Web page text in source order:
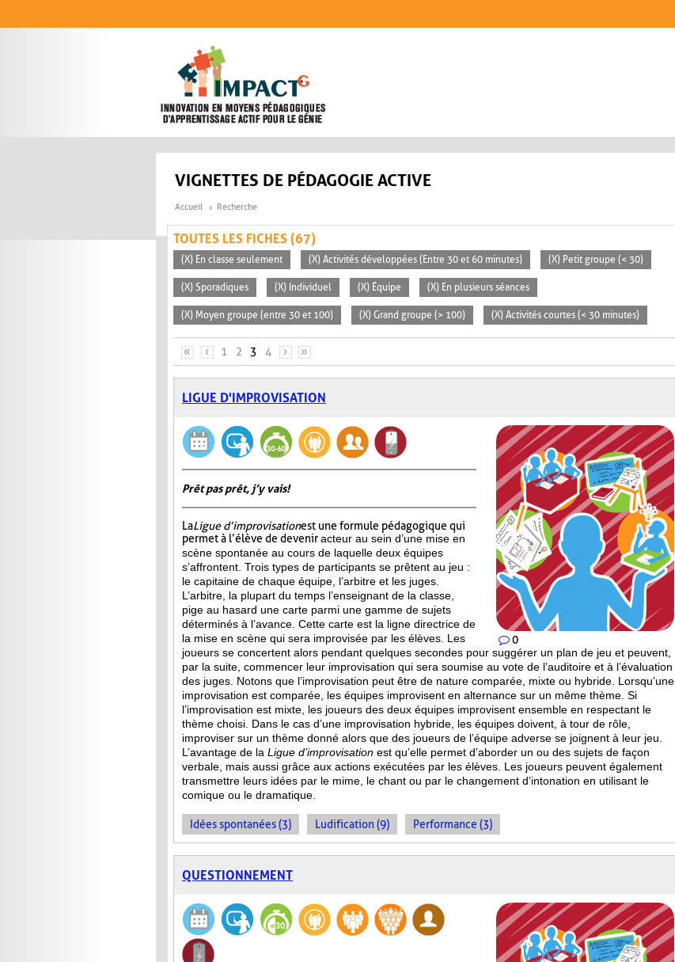
VIGNETTES DE PÉDAGOGIE ACTIVE
Accueil Recherche
TOUTES LES FICHES (67)
(X) En classe seulement (X) Activités développées (Entre 30 et 60 minutes) (X) Petit groupe (< 30)
(X) Sporadiques (X) Individuel (X) Équipe (X) En plusieurs séances
(X) Moyen groupe (entre 30 et 100) (X) Grand groupe (> 100) (X) Activités courtes (< 30 minutes)
PAGES
« ‹ 1 2 3 4 › »
LIGUE D'IMPROVISATION
0
Prêt pas prêt, j’y vais!
LaLigue d’improvisationest une formule pédagogique qui
permet à l’élève de deveniracteur au sein d’une mise en
scène spontanée au cours de laquelle deux équipes
s’affrontent. Trois types de participants se prêtent au jeu :
le capitaine de chaque équipe, l’arbitre et les juges.
L’arbitre, la plupart du temps l’enseignant de la classe,
pige au hasard une carte parmi une gamme de sujets
déterminés à l’avance. Cette carte est la ligne directrice de
la mise en scène qui sera improvisée par les élèves. Les
joueurs se concertent alors pendant quelques secondes pour suggérer un plan de jeu et peuvent,
par la suite, commencer leur improvisation qui sera soumise au vote de l’auditoire et à l’évaluation
des juges. Notons que l’improvisation peut être de nature comparée, mixte ou hybride. Lorsqu’une
improvisation est comparée, les équipes improvisent en alternance sur un même thème. Si
l’improvisation est mixte, les joueurs des deux équipes improvisent ensemble en respectant le
thème choisi. Dans le cas d’une improvisation hybride, les équipes doivent, à tour de rôle,
improviser sur un thème donné alors que des joueurs de l’équipe adverse se joignent à leur jeu.
L’avantage de la Ligue d’improvisation est qu’elle permet d’aborder un ou des sujets de façon
verbale, mais aussi grâce aux actions exécutées par les élèves. Les joueurs peuvent également
transmettre leurs idées par le mime, le chant ou par le changement d’intonation en utilisant le
comique ou le dramatique.
Idées spontanées (3) Ludification (9) Performance (3)
QUESTIONNEMENT